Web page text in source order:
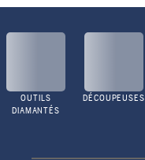
OUTILS
DIAMANTÉS
DÉCOUPEUSES